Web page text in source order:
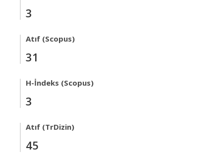
3
Atıf (Scopus)
31
H-İndeks (Scopus)
3
Atıf (TrDizin)
45